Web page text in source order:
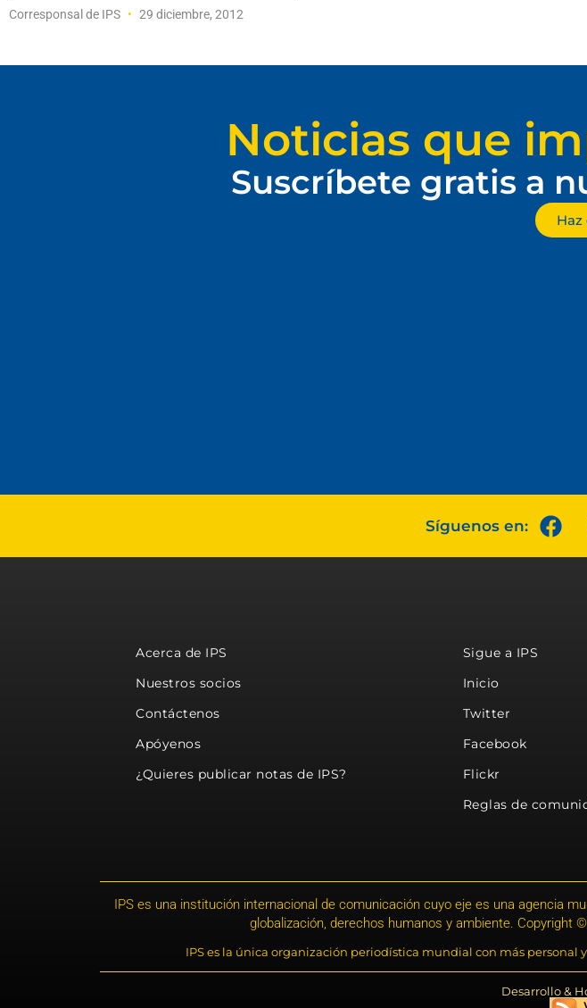
Corresponsal de IPS 29 diciembre, 2012
Noticias que
Suscríbete gratis a
Síguenos en:
Acerca de IPS
Nuestros socios
Contáctenos
Apóyenos
¿Quieres publicar notas de IPS?
Sigue a IPS
Inicio
Twitter
Facebook
Flickr
Reglas de
IPS es una institución internacional de comunicación cuyo eje es una agencia
globalización, derechos humanos y ambiente. Copyright
IPS es la única organización periodística mundial con más personal
Desarrollo &